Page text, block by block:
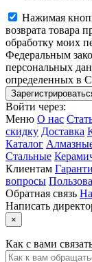
Нажимая
возврата товара
обработку моих
Федеральным
персональных
определенных в
Войти через:
Меню О нас
скидку Доставка
Каталог
Стальные
Клиентам
вопросы
Обратная связь
Написать
×
Как с вами